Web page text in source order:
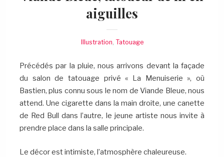
aiguilles
Illustration, Tatouage
Précédés par la pluie, nous arrivons devant la façade
du salon de tatouage privé « La Menuiserie », où
Bastien, plus connu sous le nom de Viande Bleue, nous
attend. Une cigarette dans la main droite, une canette
de Red Bull dans l’autre, le jeune artiste nous invite à
prendre place dans la salle principale.
Le décor est intimiste, l’atmosphère chaleureuse.